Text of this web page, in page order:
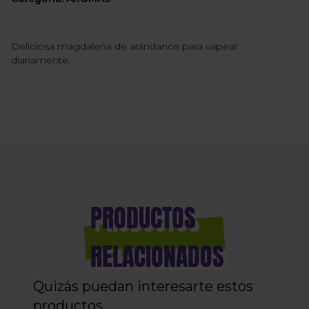
Deliciosa magdalena de arándanos para vapear
diariamente.
PRODUCTOS
RELACIONADOS
Quizás puedan interesarte estos
productos